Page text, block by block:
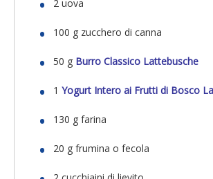
2 uova
100 g zucchero di canna
50 g Burro Classico Lattebusche
1 Yogurt Intero ai Frutti di Bosco
130 g farina
20 g frumina o fecola